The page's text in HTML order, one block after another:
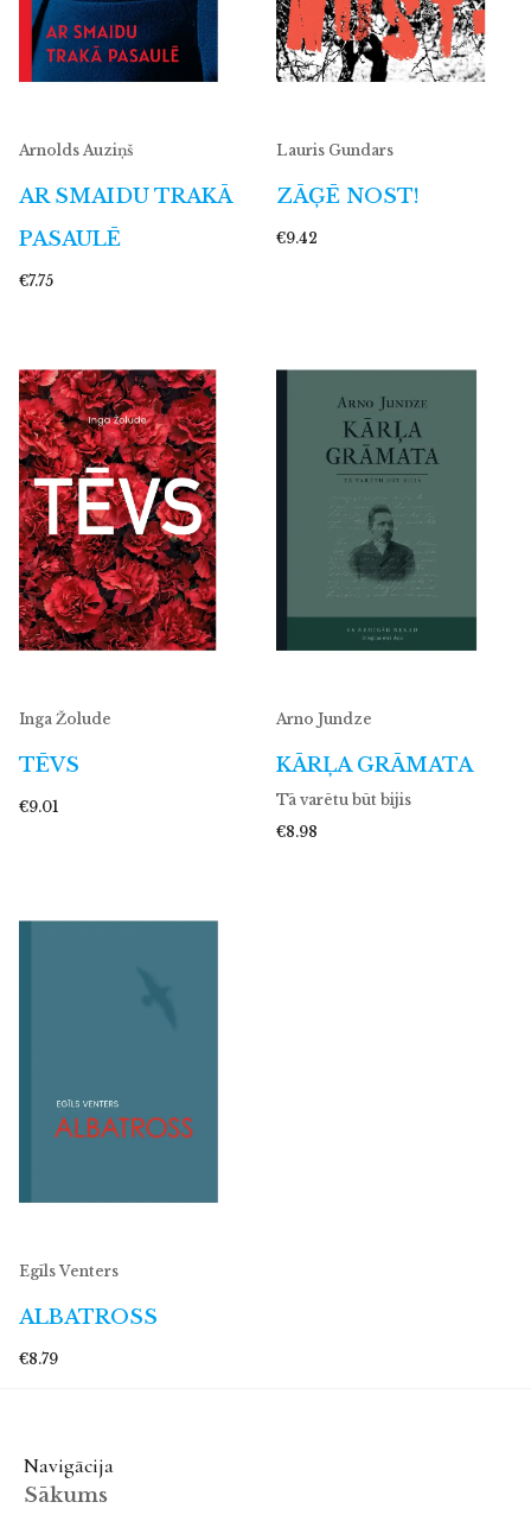
Arnolds Auziņš
AR SMAIDU TRAKĀ
PASAULĒ
€7.75
Lauris Gundars
ZĀĢĒ NOST!
€9.42
Inga Žolude
TĒVS
€9.01
Arno Jundze
KĀRĻA GRĀMATA
Tā varētu būt bijis
€8.98
Egīls Venters
ALBATROSS
€8.79
Navigācija
Sākums